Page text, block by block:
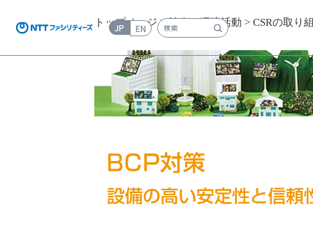
JP EN 検索キーワード入力
トップページ>社会・環境活動 > CSRの取り